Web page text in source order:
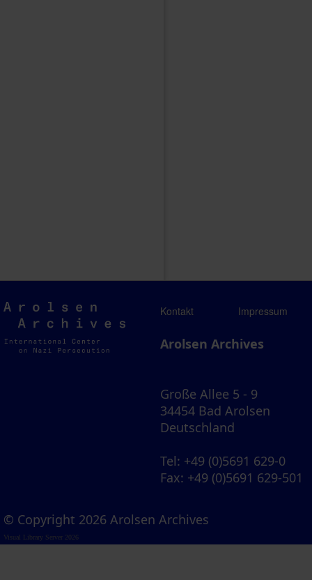
Arolsen
Archives
Kontakt Impressum
Arolsen Archives
Große Allee 5 - 9
34454 Bad Arolsen
Deutschland
Tel: +49 (0)5691 629-0
Fax: +49 (0)5691 629-501
© Copyright 2026 Arolsen Archives
Visual Library Server 2026